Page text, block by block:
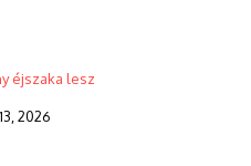
éjszaka lesz
2026